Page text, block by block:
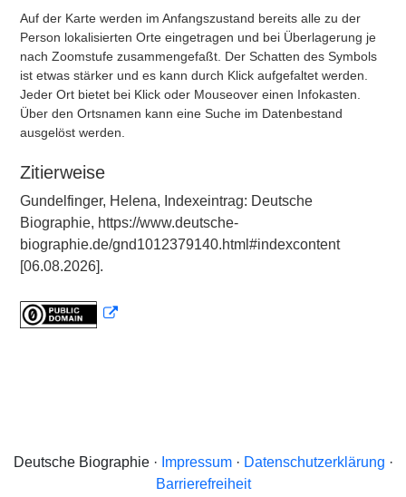
Auf der Karte werden im Anfangszustand bereits alle zu der
Person lokalisierten Orte eingetragen und bei Überlagerung je
nach Zoomstufe zusammengefaßt. Der Schatten des Symbols
ist etwas stärker und es kann durch Klick aufgefaltet werden.
Jeder Ort bietet bei Klick oder Mouseover einen Infokasten.
Über den Ortsnamen kann eine Suche im Datenbestand
ausgelöst werden.
Zitierweise
Gundelfinger, Helena, Indexeintrag: Deutsche
Biographie, https://www.deutsche-
biographie.de/gnd1012379140.html#indexcontent
[06.08.2026].
Deutsche Biographie · Impressum· Datenschutzerklärung ·
Barrierefreiheit